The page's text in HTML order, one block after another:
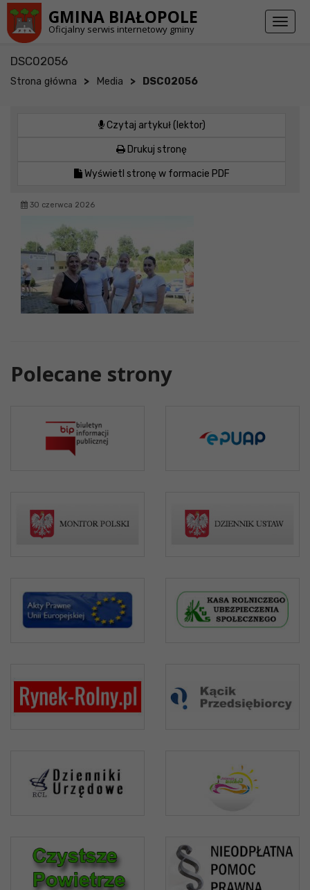
GMINA BIAŁOPOLE
Oficjalny serwis internetowy gminy
Toggle
DSC02056
Strona główna > Media > DSC02056
Czytaj artykuł (lektor)
Drukuj stronę
Wyświetl stronę w formacie PDF
30 czerwca 2026
Polecane strony